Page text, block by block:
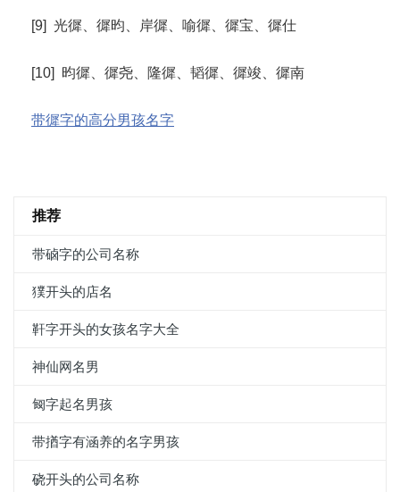
[9] 光徲、徲昀、岸徲、喻徲、徲宝、徲仕
[10] 昀徲、徲尧、隆徲、韬徲、徲竣、徲南
带徲字的高分男孩名字
推荐
带硵字的公司名称
獛开头的店名
靬字开头的女孩名字大全
神仙网名男
匓字起名男孩
带揂字有涵养的名字男孩
硗开头的公司名称